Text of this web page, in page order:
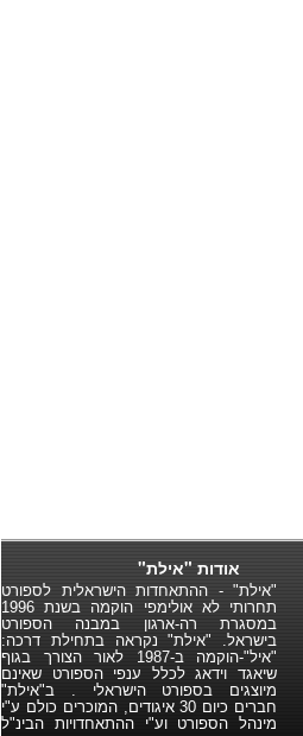
אודות "אילת"
"אילת" - ההתאחדות הישראלית לספורט
תחרותי לא אולימפי הוקמה בשנת 1996
במסגרת רה-ארגון במבנה הספורט
בישראל. "אילת" נקראה בתחילת דרכה:
"איל"-הוקמה ב-1987 לאור הצורך בגוף
שיאגד וידאג לכלל ענפי הספורט שאינם
מיוצגים בספורט הישראלי . ב"אילת"
חברים כיום 30 איגודים, המוכרים כולם ע"י
מינהל הספורט וע"י ההתאחדויות הבינ"ל